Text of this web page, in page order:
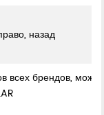
назад
всех брендов,